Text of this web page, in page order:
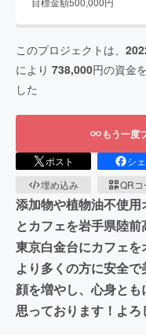
このプロジェクトは、
により 738,000円の資金
した
もう一度
ポスト シ
埋め込み
QRコ
添加物や植物油不使
とカフェを岩手県陸
東京白金台にカフェを
より多くの方に安全
顔を増やし、心身と
思っております！よろ